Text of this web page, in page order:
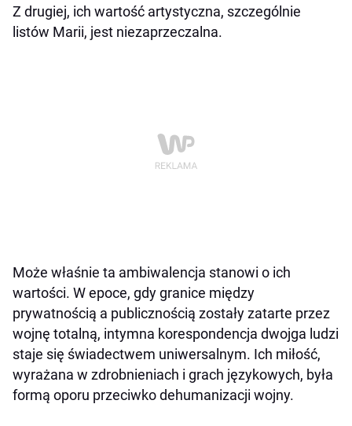
Z drugiej, ich wartość artystyczna, szczególnie
listów Marii, jest niezaprzeczalna.
Może właśnie ta ambiwalencja stanowi o ich
wartości. W epoce, gdy granice między
prywatnością a publicznością zostały zatarte przez
wojnę totalną, intymna korespondencja dwojga ludzi
staje się świadectwem uniwersalnym. Ich miłość,
wyrażana w zdrobnieniach i grach językowych, była
formą oporu przeciwko dehumanizacji wojny.